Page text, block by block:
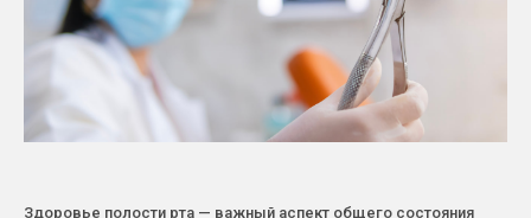
Здоровье полости рта — важный аспект общего состояния